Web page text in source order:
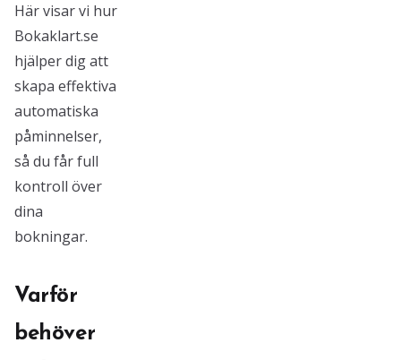
Här visar vi hur
Bokaklart.se
hjälper dig att
skapa effektiva
automatiska
påminnelser,
så du får full
kontroll över
dina
bokningar.
Varför
behöver